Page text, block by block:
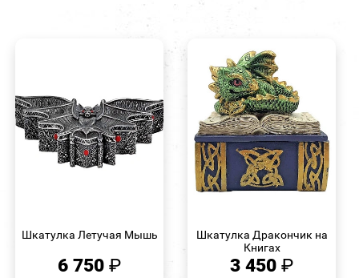
Шкатулка Летучая Мышь
6 750 ₽
Шкатулка Дракончик на
Книгах
3 450 ₽